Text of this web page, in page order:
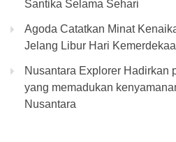
Santika Selama Sehari
Agoda Catatkan Minat
Jelang Libur Hari
Nusantara Explorer Hadirkan
yang memadukan
Nusantara